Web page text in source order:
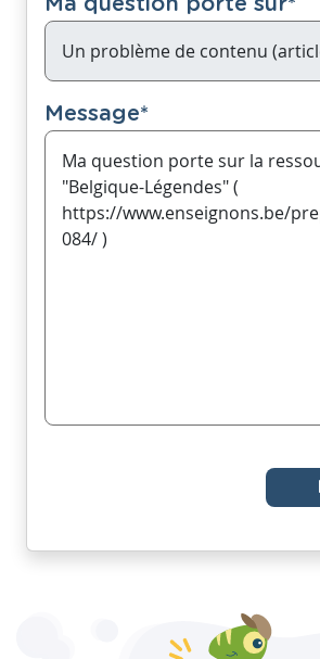
Ma question porte sur*
Message*